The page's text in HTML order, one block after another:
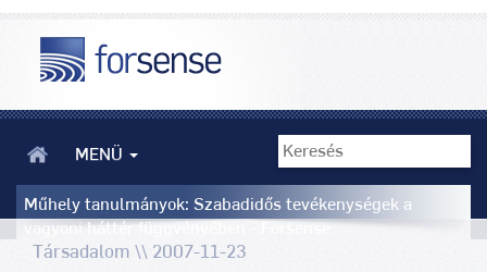
MENÜ
Műhely tanulmányok: Szabadidős tevékenységek a
vagyoni háttér függvényében - Forsense
Társadalom \\ 2007-11-23